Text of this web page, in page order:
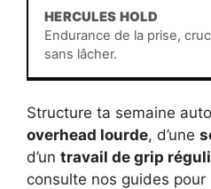
HERCULES HOLD
Endurance de la prise,
sans lâcher.
Structure ta semaine
overhead lourde, d’une
d’un travail de grip
consulte nos guides pour